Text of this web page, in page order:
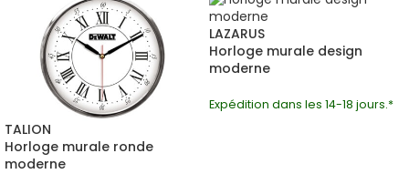
TALION
Horloge murale ronde
moderne
LAZARUS
Horloge murale design
moderne
Expédition dans les 14-18 jours.*